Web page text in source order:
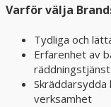
Varför välja
Tydliga och
Erfarenhet av
räddningstjänst
verksamhet